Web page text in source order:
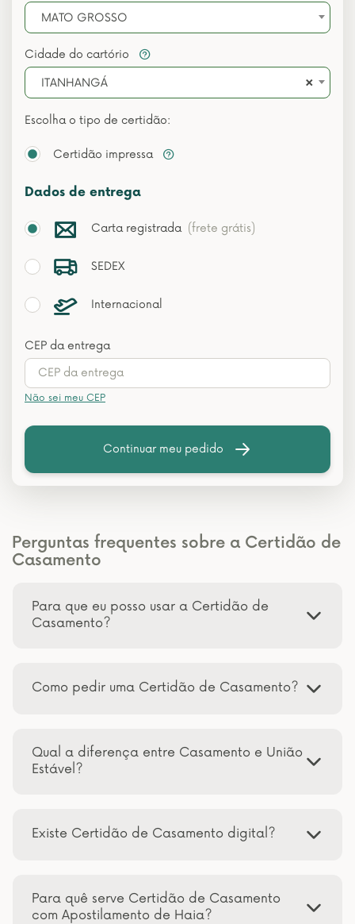
MATO GROSSO
Cidade do cartório
×
ITANHANGÁ
Escolha o tipo de certidão:
Certidão impressa
Dados de entrega
Carta registrada (frete grátis)
SEDEX
Internacional
CEP da entrega
Não sei meu CEP
Continuar meu pedido
Perguntas frequentes sobre a Certidão de
Casamento
Para que eu posso usar a Certidão de
Casamento?
Como pedir uma Certidão de Casamento?
Qual a diferença entre Casamento e União
Estável?
Existe Certidão de Casamento digital?
Para quê serve Certidão de Casamento
com Apostilamento de Haia?